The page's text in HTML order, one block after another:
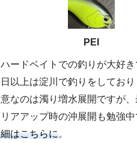
PEI
ハードベイトでの釣りが大好
日以上は淀川で釣りをしてお
意なのは濁り増水展開ですが、
リアアップ時の沖展開も勉強
細はこちらに。